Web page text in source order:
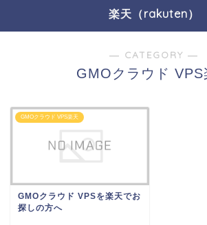
楽天（rakuten）
― CATEGORY ―
GMOクラウド VPS
GMOクラウド VPS楽天
GMOクラウド VPSを楽天でお
探しの方へ